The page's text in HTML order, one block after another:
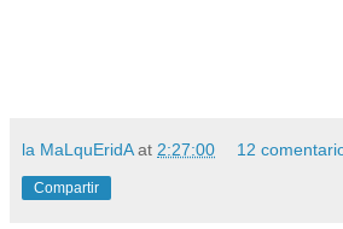
la MaLquEridA at 2:27:00 12
Compartir